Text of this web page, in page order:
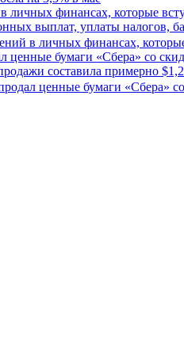
личных финансах, которые
выплат, уплаты налогов,
ценные бумаги «Сбера» со
составила примерно